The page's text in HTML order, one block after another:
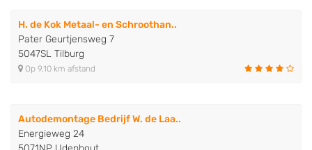
H. de Kok Metaal- en Schroothan..
Pater Geurtjensweg 7
5047SL Tilburg
Op 9,10 km afstand
Autodemontage Bedrijf W. de Laa..
Energieweg 24